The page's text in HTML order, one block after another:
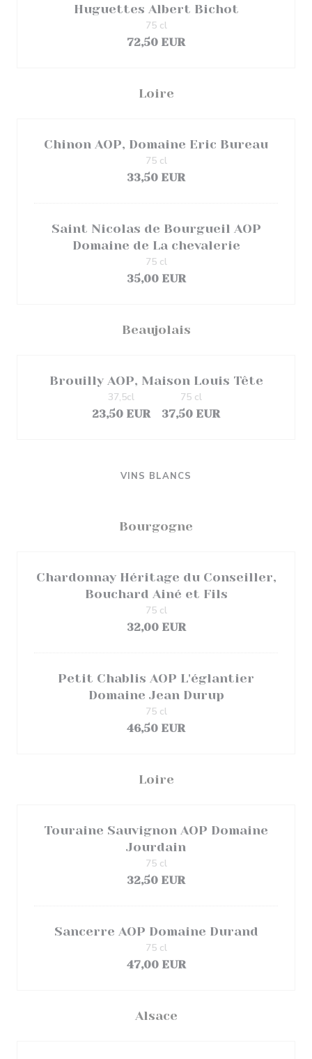
Huguettes Albert Bichot
72,50 EUR
75 cl
Loire
Chinon AOP, Domaine Eric Bureau
33,50 EUR
75 cl
Saint Nicolas de Bourgueil AOP
Domaine de La chevalerie
35,00 EUR
75 cl
Beaujolais
Brouilly AOP, Maison Louis Tête
23,50 EUR
37,5cl
37,50 EUR
75 cl
VINS BLANCS
Bourgogne
Chardonnay Héritage du Conseiller,
Bouchard Ainé et Fils
32,00 EUR
75 cl
Petit Chablis AOP L'églantier
Domaine Jean Durup
46,50 EUR
75 cl
Loire
Touraine Sauvignon AOP Domaine
Jourdain
32,50 EUR
75 cl
Sancerre AOP Domaine Durand
47,00 EUR
75 cl
Alsace